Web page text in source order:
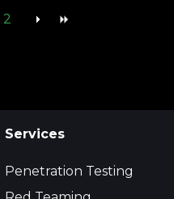
2
Services
Penetration Testing